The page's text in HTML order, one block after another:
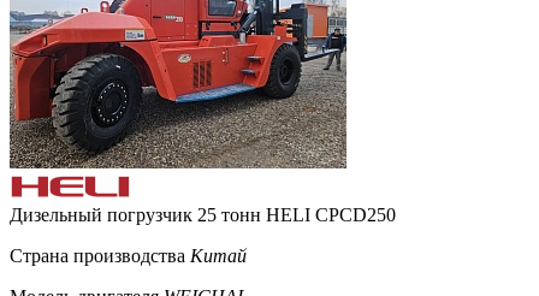
Дизельный погрузчик 25 тонн HELI CPCD250
Страна производства Китай